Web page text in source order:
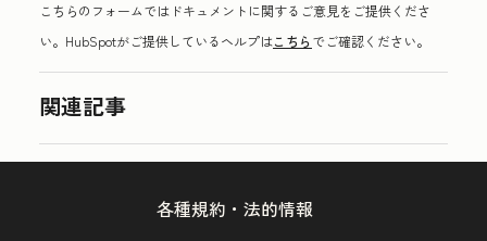
こちらのフォームではドキュメントに関するご意見をご提供くださ
い。HubSpotがご提供しているヘルプはこちらでご確認ください。
関連記事
各種規約・法的情報